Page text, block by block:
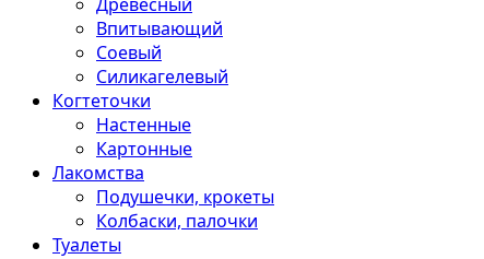
Впитывающий
Соевый
Силикагелевый
Когтеточки
Настенные
Картонные
Лакомства
Подушечки, крокеты
Колбаски, палочки
Туалеты